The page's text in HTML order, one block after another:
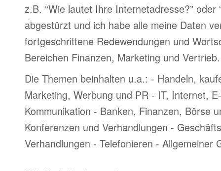
z.B. “Wie lautet Ihre Internetadresse?” oder
abgestürzt und ich habe alle meine Daten
fortgeschrittene Redewendungen und
Bereichen Finanzen, Marketing und Vertrieb.
Die Themen beinhalten u.a.: - Handeln,
Marketing, Werbung und PR - IT, Internet,
Kommunikation - Banken, Finanzen, Börse
Konferenzen und Verhandlungen -
Verhandlungen - Telefonieren - Allgemeiner